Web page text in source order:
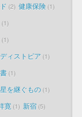
2 健康保険 1
1
1
ディストピア 1
1
星を継ぐもの 1
寛 1 新宿 5